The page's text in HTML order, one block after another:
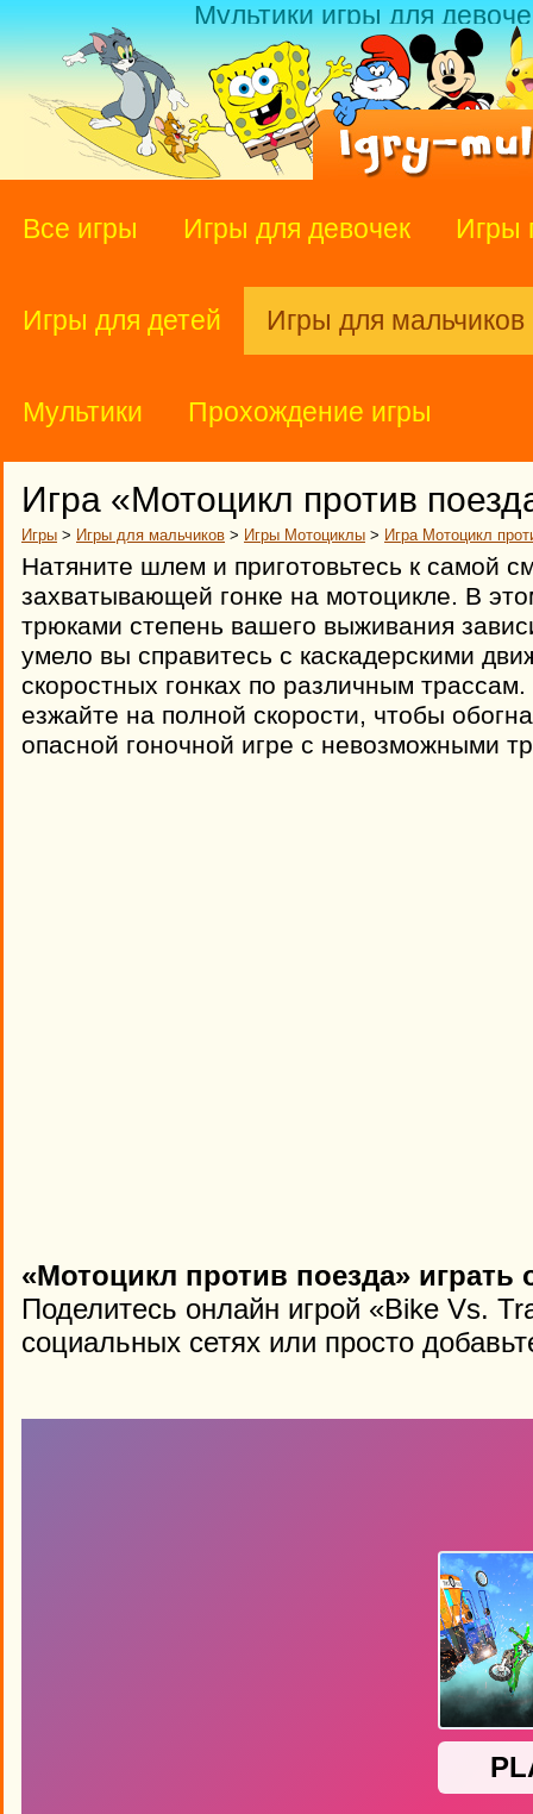
Мультики игры для
Все игры Игры для девочек Игры
Игры для детей Игры для мальчиков
Мультики Прохождение игры
Игра «Мотоцикл против
Игры > Игры для мальчиков > Игры Мотоциклы > Игра Мотоцикл
Натяните шлем и приготовьтесь к самой
захватывающей гонке на мотоцикле. В
трюками степень вашего выживания
умело вы справитесь с каскадерскими
скоростных гонках по различным
езжайте на полной скорости, чтобы
опасной гоночной игре с невозможными
«Мотоцикл против поезда» играть
Поделитесь онлайн игрой «Bike Vs.
социальных сетях или просто